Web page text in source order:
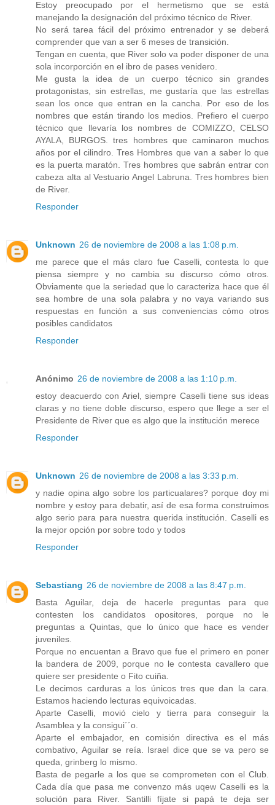
Estoy preocupado por el hermetismo que se está
manejando la designación del próximo técnico de River.
No será tarea fácil del próximo entrenador y se deberá
comprender que van a ser 6 meses de transición.
Tengan en cuenta, que River solo va poder disponer de una
sola incorporción en el ibro de pases venidero.
Me gusta la idea de un cuerpo técnico sin grandes
protagonistas, sin estrellas, me gustaría que las estrellas
sean los once que entran en la cancha. Por eso de los
nombres que están tirando los medios. Prefiero el cuerpo
técnico que llevaría los nombres de COMIZZO, CELSO
AYALA, BURGOS. tres hombres que caminaron muchos
años por el cilindro. Tres Hombres que van a saber lo que
es la puerta maratón. Tres hombres que sabrán entrar con
cabeza alta al Vestuario Angel Labruna. Tres hombres bien
de River.
Responder
Unknown 26 de noviembre de 2008 a las 1:08 p.m.
me parece que el más claro fue Caselli, contesta lo que
piensa siempre y no cambia su discurso cómo otros.
Obviamente que la seriedad que lo caracteriza hace que él
sea hombre de una sola palabra y no vaya variando sus
respuestas en función a sus conveniencias cómo otros
posibles candidatos
Responder
Anónimo 26 de noviembre de 2008 a las 1:10 p.m.
estoy deacuerdo con Ariel, siempre Caselli tiene sus ideas
claras y no tiene doble discurso, espero que llege a ser el
Presidente de River que es algo que la institución merece
Responder
Unknown 26 de noviembre de 2008 a las 3:33 p.m.
y nadie opina algo sobre los particualares? porque doy mi
nombre y estoy para debatir, así de esa forma construimos
algo serio para para nuestra querida institución. Caselli es
la mejor opción por sobre todo y todos
Responder
Sebastiang 26 de noviembre de 2008 a las 8:47 p.m.
Basta Aguilar, deja de hacerle preguntas para que
contesten los candidatos opositores, porque no le
preguntas a Quintas, que lo único que hace es vender
juveniles.
Porque no encuentan a Bravo que fue el primero en poner
la bandera de 2009, porque no le contesta cavallero que
quiere ser presidente o Fito cuiña.
Le decimos carduras a los únicos tres que dan la cara.
Estamos haciendo lecturas equivoicadas.
Aparte Caselli, movió cielo y tierra para conseguir la
Asamblea y la consigui´´o.
Aparte el embajador, en comisión directiva es el más
combativo, Aguilar se reía. Israel dice que se va pero se
queda, grinberg lo mismo.
Basta de pegarle a los que se comprometen con el Club.
Cada día que pasa me convenzo más uqew Caselli es la
solución para River. Santilli fíjate si papá te deja ser